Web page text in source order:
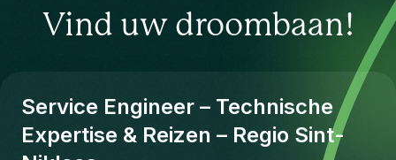
Vind uw droombaan!
Service Engineer – Technische
Expertise & Reizen – Regio Sint-